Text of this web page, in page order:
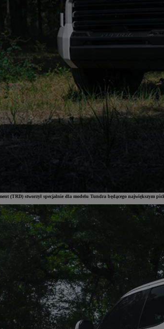
(TRD) stworzył specjalnie dla modelu Tundra będącego